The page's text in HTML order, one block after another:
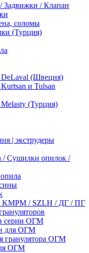
Задвижки / Клапан
соломы
(Турция)
(Швеция)
и Tulsan
(Турция)
| экструдеры
/ Сушилки опилок /
KMPM / SZLH / ДГ / ПГ
серии ОГМ
для ОГМ
гранулятора ОГМ
ОГМ